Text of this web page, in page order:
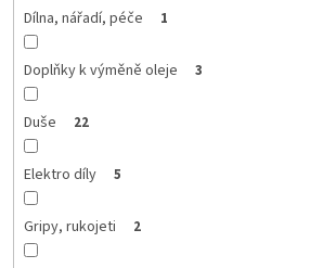
Dílna, nářadí, péče 1
Doplňky k výměně oleje 3
Duše 22
Elektro díly 5
Gripy, rukojeti 2